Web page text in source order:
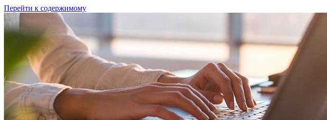
Перейти к содержимому